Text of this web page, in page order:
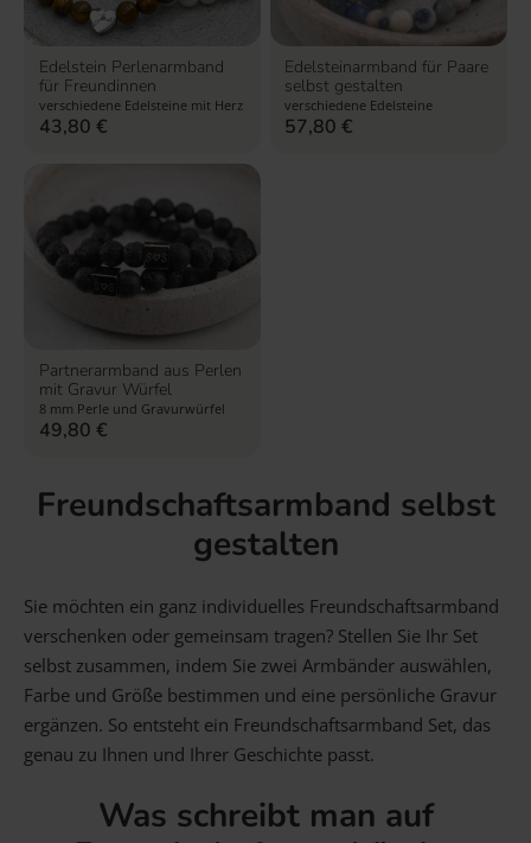
Edelstein Perlenarmband
für Freundinnen
verschiedene Edelsteine mit Herz
43,80 €
Edelsteinarmband für Paare
selbst gestalten
verschiedene Edelsteine
57,80€
Partnerarmband aus Perlen
mit Gravur Würfel
8 mm Perle und Gravurwürfel
49,80 €
Freundschaftsarmband selbst
gestalten
Sie möchten ein ganz individuelles Freundschaftsarmband
verschenken oder gemeinsam tragen? Stellen Sie Ihr Set
selbst zusammen, indem Sie zwei Armbänder auswählen,
Farbe und Größe bestimmen und eine persönliche Gravur
ergänzen. So entsteht ein Freundschaftsarmband Set, das
genau zu Ihnen und Ihrer Geschichte passt.
Was schreibt man auf